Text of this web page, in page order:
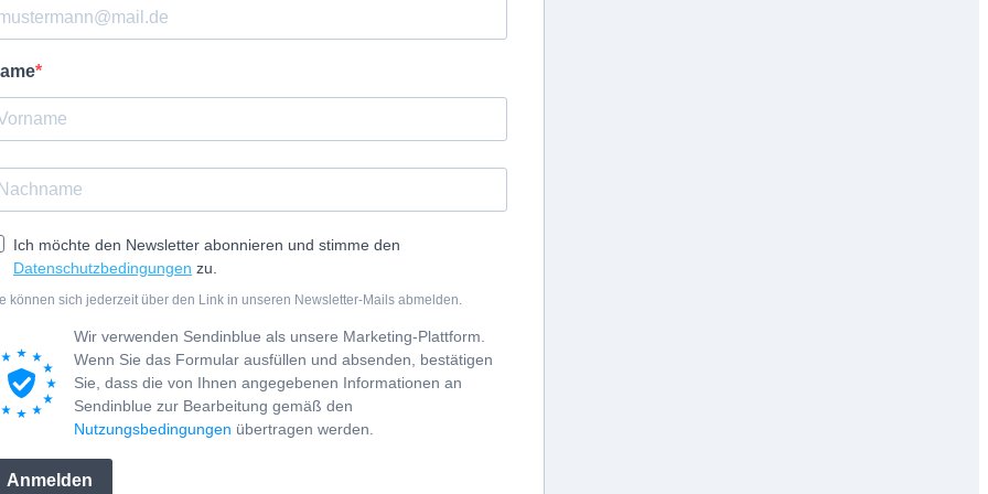
Ich möchte den Newsletter abonnieren und stimme den
Datenschutzbedingungen zu.
können sich jederzeit über den Link in unseren Newsletter-Mails abmelden.
Wir verwenden Sendinblue als unsere Marketing-Plattform.
Wenn Sie das Formular ausfüllen und absenden, bestätigen
Sie, dass die von Ihnen angegebenen Informationen an
Sendinblue zur Bearbeitung gemäß den
Nutzungsbedingungen übertragen werden.
Anmelden